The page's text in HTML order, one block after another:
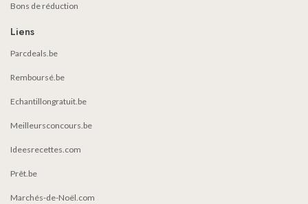
Bons de réduction
Liens
Parcdeals.be
Remboursé.be
Echantillongratuit.be
Meilleursconcours.be
Ideesrecettes.com
Prêt.be
Marchés-de-Noël.com